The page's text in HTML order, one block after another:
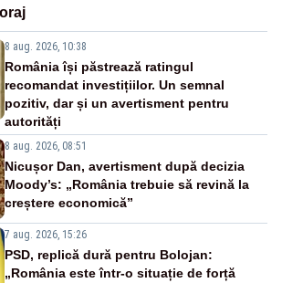
8 aug. 2026, 10:38
România își păstrează ratingul
recomandat investițiilor. Un semnal
pozitiv, dar și un avertisment pentru
autorități
8 aug. 2026, 08:51
Nicușor Dan, avertisment după decizia
Moody’s: „România trebuie să revină la
creștere economică”
7 aug. 2026, 15:26
PSD, replică dură pentru Bolojan:
„România este într-o situație de forță